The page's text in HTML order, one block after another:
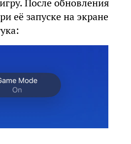
После обновления
её запуске на экране